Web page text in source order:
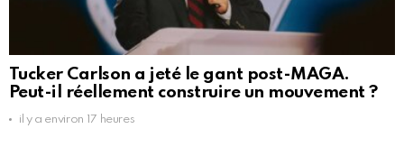
Tucker Carlson a jeté le gant post-MAGA.
Peut-il réellement construire un mouvement ?
il y a environ 17 heures